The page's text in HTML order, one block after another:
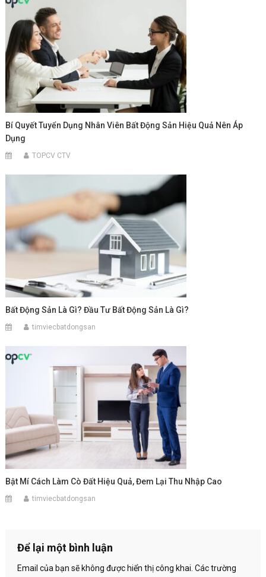
Bí Quyết Tuyển Dụng Nhân Viên Bất Động Sản Hiệu Quả Nên Áp
Dụng
TOPCV CTV
Bất Động Sản Là Gì? Đầu Tư Bất Động Sản Là Gì?
timviecbatdongsan
Bật Mí Cách Làm Cò Đất Hiệu Quả, Đem Lại Thu Nhập Cao
timviecbatdongsan
Để lại một bình luận
Email của bạn sẽ không được hiển thị công khai. Các trường